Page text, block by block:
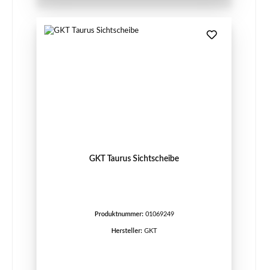
GKT Taurus Sichtscheibe
Produktnummer: 01069249
Hersteller: GKT